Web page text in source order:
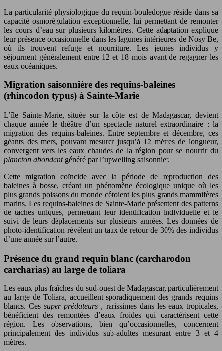
La particularité physiologique du requin-bouledogue réside dans sa
capacité osmorégulation exceptionnelle, lui permettant de remonter
les cours d’eau sur plusieurs kilomètres. Cette adaptation explique
leur présence occasionnelle dans les lagunes intérieures de Nosy Be,
où ils trouvent refuge et nourriture. Les jeunes individus y
séjournent généralement entre 12 et 18 mois avant de regagner les
eaux océaniques.
Migration saisonnière des requins-baleines
(rhincodon typus) à Sainte-Marie
L’île Sainte-Marie, située sur la côte est de Madagascar, devient
chaque année le théâtre d’un spectacle naturel extraordinaire : la
migration des requins-baleines. Entre septembre et décembre, ces
géants des mers, pouvant mesurer jusqu’à 12 mètres de longueur,
convergent vers les eaux chaudes de la région pour se nourrir du
plancton abondant généré par l’upwelling saisonnier.
Cette migration coïncide avec la période de reproduction des
baleines à bosse, créant un phénomène écologique unique où les
plus grands poissons du monde côtoient les plus grands mammifères
marins. Les requins-baleines de Sainte-Marie présentent des patterns
de taches uniques, permettant leur identification individuelle et le
suivi de leurs déplacements sur plusieurs années. Les données de
photo-identification révèlent un taux de retour de 30% des individus
d’une année sur l’autre.
Présence du grand requin blanc (carcharodon
carcharias) au large de toliara
Les eaux plus fraîches du sud-ouest de Madagascar, particulièrement
au large de Toliara, accueillent sporadiquement des grands requins
blancs. Cessuper prédateurs , rarissimes dans les eaux tropicales,
bénéficient des remontées d’eaux froides qui caractérisent cette
région. Les observations, bien qu’occasionnelles, concernent
principalement des individus sub-adultes mesurant entre 3 et 4
mètres.